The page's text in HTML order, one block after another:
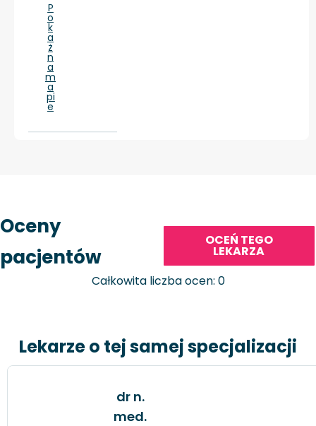
P
o
k
a
ż
n
a
m
a
pi
e
Oceny
pacjentów
OCEŃ TEGO
LEKARZA
Całkowita liczba ocen: 0
Lekarze o tej samej specjalizacji
dr n.
med.